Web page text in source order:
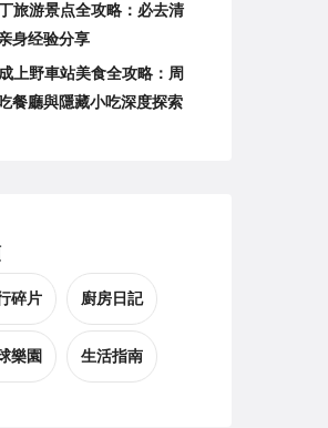
旅游景点全攻略：必去清
身经验分享
上野車站美食全攻略：周
餐廳與隱藏小吃深度探索
碎片 廚房日記
樂園 生活指南